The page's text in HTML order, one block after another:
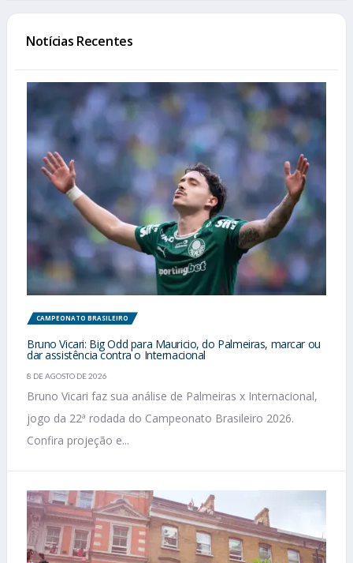
Notícias Recentes
CAMPEONATO BRASILEIRO
Bruno Vicari: Big Odd para Mauricio, do Palmeiras, marcar ou
dar assistência contra o Internacional
8 DE AGOSTO DE 2026
Bruno Vicari faz sua análise de Palmeiras x Internacional,
jogo da 22ª rodada do Campeonato Brasileiro 2026.
Confira projeção e...